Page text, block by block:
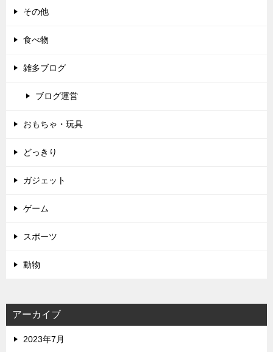
その他
食べ物
雑多ブログ
ブログ運営
おもちゃ・玩具
どっきり
ガジェット
ゲーム
スポーツ
動物
アーカイブ
2023年7月